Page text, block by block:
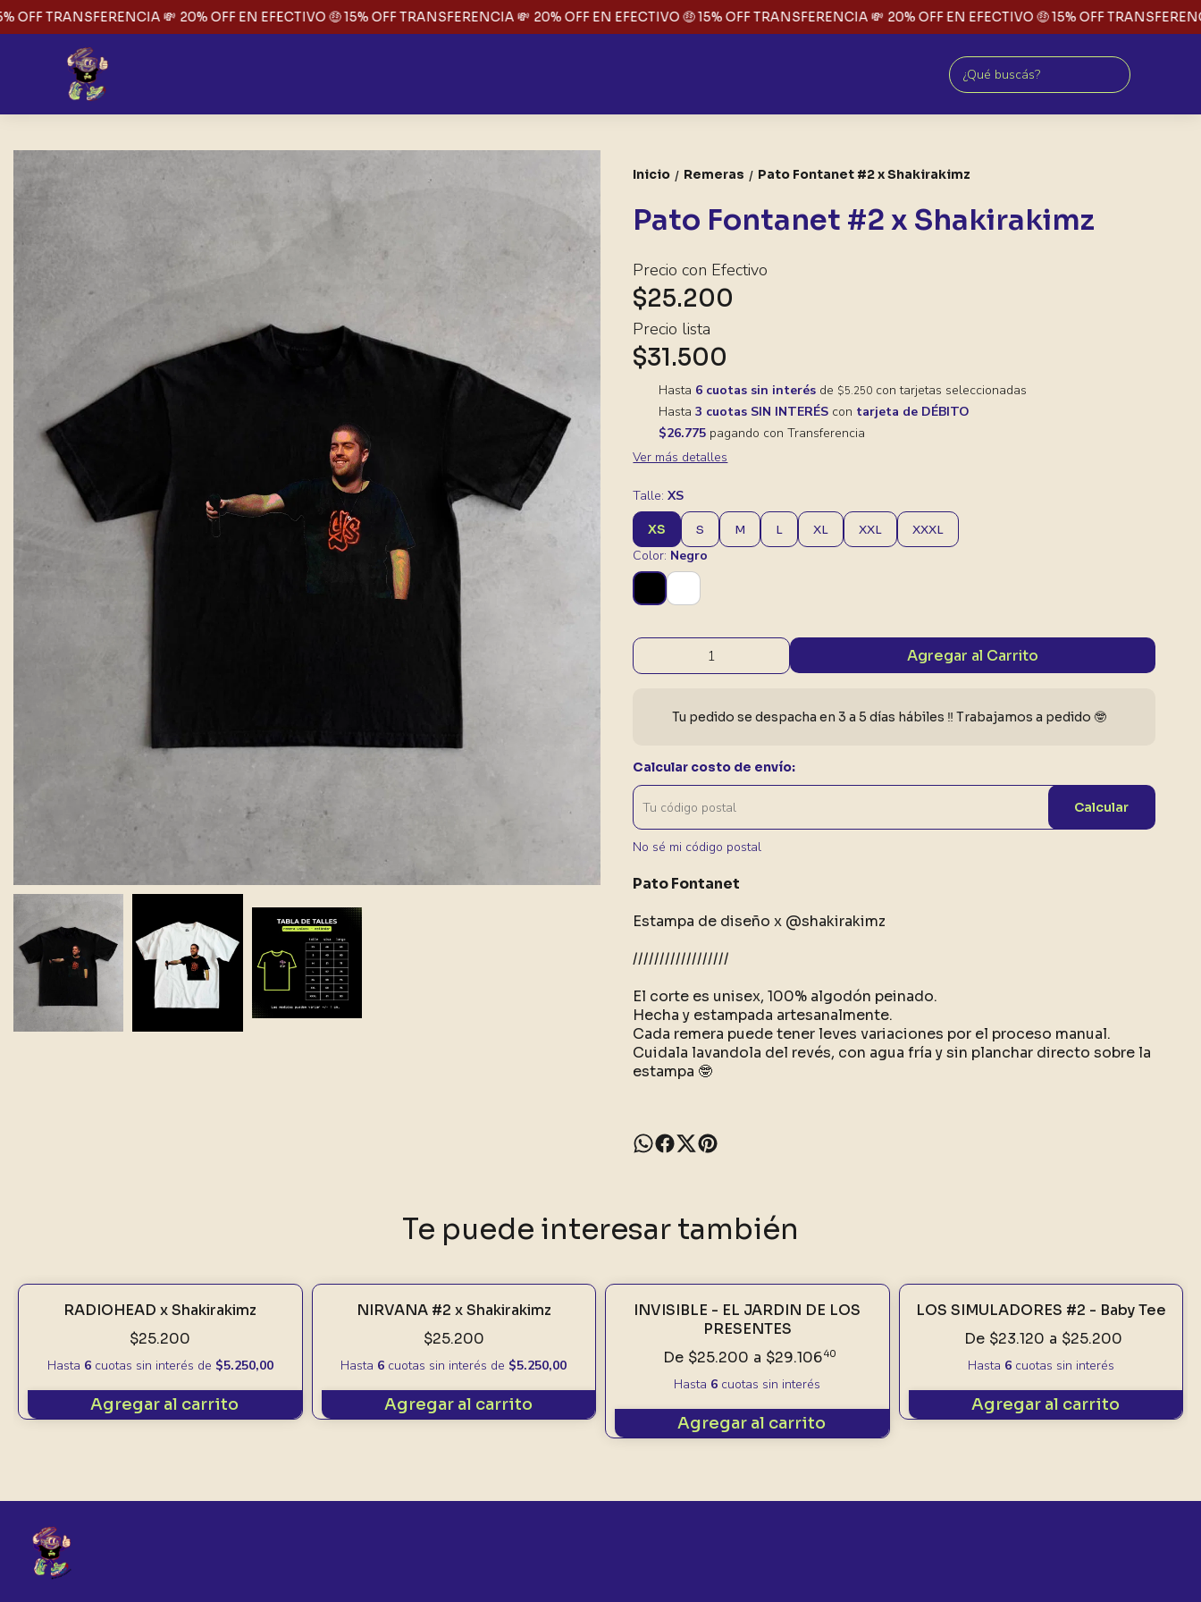
TRANSFERENCIA 💸 20% OFF EN EFECTIVO 🤑 15% OFF TRANSFERENCIA 💸 20% OFF EN EFECTIVO 🤑 15% OFF TRANSFERENCIA 💸 20% OFF EN EFECTIVO 🤑 15% OFF
Inicio / Remeras / Pato Fontanet #2 x Shakirakimz
Pato Fontanet #2 x Shakirakimz
Precio con Efectivo
$25.200
Precio lista
$31.500
Hasta 6 cuotas sin interés de $5.250 con tarjetas seleccionadas
Hasta3 cuotas SIN INTERÉS con tarjeta de DÉBITO
$26.775 pagando con Transferencia
Ver más detalles
Talle:XS
XS S M L XL XXL XXXL
Color: Negro
Agregar al Carrito
Tu pedido se despacha en 3 a 5 días hábiles ‼️ Trabajamos a pedido 🤓
Calcular costo de envío:
Calcular
No sé mi código postal
Pato Fontanet
Estampa de diseño x @shakirakimz
//////////////////
El corte es unisex, 100% algodón peinado.
Hecha y estampada artesanalmente.
Cada remera puede tener leves variaciones por el proceso manual.
Cuidala lavandola del revés, con agua fría y sin planchar directo sobre la
estampa 🤓
Te puede interesar también
RADIOHEAD x Shakirakimz
$25.200
Hasta 6cuotas sin interés de $5.250,00
Agregar al carrito
NIRVANA #2 x Shakirakimz
$25.200
Hasta 6 cuotas sin interés de $5.250,00
Agregar al carrito
INVISIBLE - EL JARDIN DE LOS
PRESENTES
De $25.200 a $29.10640
Hasta 6 cuotas sin interés
Agregar al carrito
LOS SIMULADORES #2 - Baby Tee
De $23.120 a $25.200
Hasta 6cuotas sin interés
Agregar al carrito